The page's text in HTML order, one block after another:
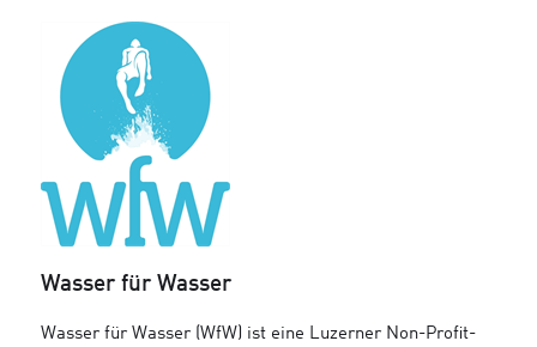
Wasser für Wasser
Wasser für Wasser (WfW) ist eine Luzerner Non-Profit-